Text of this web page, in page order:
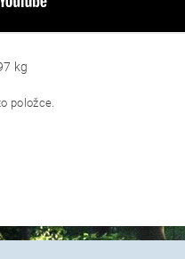
kg
položce.